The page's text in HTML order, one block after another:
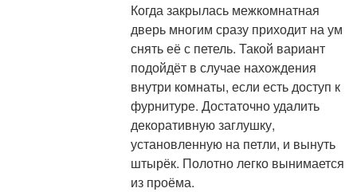
Когда закрылась межкомнатная
дверь многим сразу приходит на ум
снять её с петель. Такой вариант
подойдёт в случае нахождения
внутри комнаты, если есть доступ к
фурнитуре. Достаточно удалить
декоративную заглушку,
установленную на петли, и вынуть
штырёк. Полотно легко вынимается
из проёма.